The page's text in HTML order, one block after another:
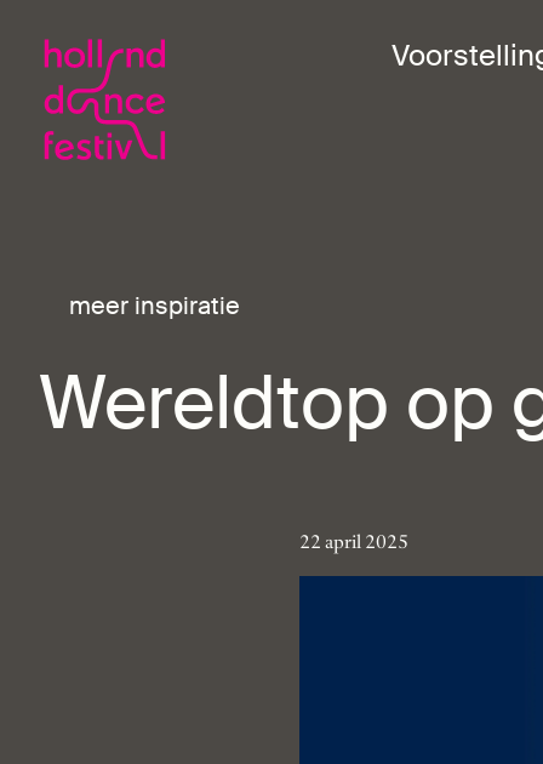
meer inspiratie
Wereldtop op
22 april 2025